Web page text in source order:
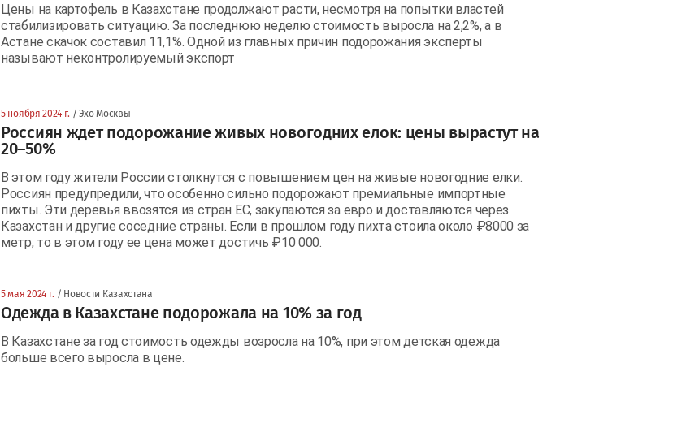
Цены на картофель в Казахстане продолжают расти, несмотря на попытки властей
стабилизировать ситуацию. За последнюю неделю стоимость выросла на 2,2%, а в
Астане скачок составил 11,1%. Одной из главных причин подорожания эксперты
называют неконтролируемый экспорт
5 ноября 2024 г. / Эхо Москвы
Россиян ждет подорожание живых новогодних елок: цены вырастут на
20–50%
В этом году жители России столкнутся с повышением цен на живые новогодние елки.
Россиян предупредили, что особенно сильно подорожают премиальные импортные
пихты. Эти деревья ввозятся из стран ЕС, закупаются за евро и доставляются через
Казахстан и другие соседние страны. Если в прошлом году пихта стоила около ₽8000 за
метр, то в этом году ее цена может достичь ₽10 000.
5 мая 2024 г. / Новости Казахстана
Одежда в Казахстане подорожала на 10% за год
В Казахстане за год стоимость одежды возросла на 10%, при этом детская одежда
больше всего выросла в цене.